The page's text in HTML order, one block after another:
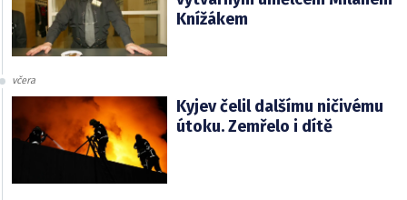
Knížákem
včera
Kyjev čelil dalšímu ničivému
útoku. Zemřelo i dítě